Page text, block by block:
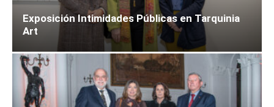
Exposición Intimidades Públicas en Tarquinia
Art